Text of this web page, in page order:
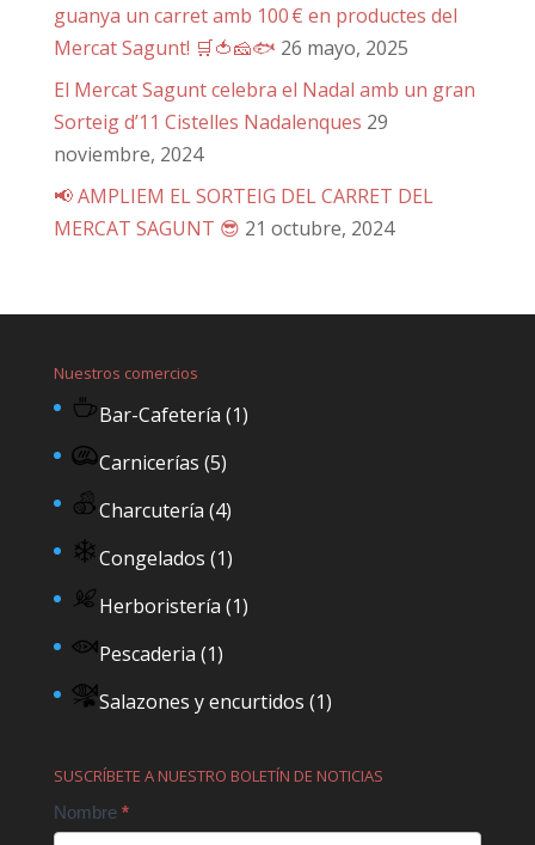
guanya un carret amb 100 € en productes del
Mercat Sagunt! 🛒🍅🧀🐟 26 mayo, 2025
El Mercat Sagunt celebra el Nadal amb un gran
Sorteig d’11 Cistelles Nadalenques 29
noviembre, 2024
📢 AMPLIEM EL SORTEIG DEL CARRET DEL
MERCAT SAGUNT 😎 21 octubre, 2024
Nuestros comercios
Bar-Cafetería (1)
Carnicerías (5)
Charcutería (4)
Congelados (1)
Herboristería (1)
Pescaderia (1)
Salazones y encurtidos (1)
SUSCRÍBETE A NUESTRO BOLETÍN DE NOTICIAS
Contact
Nombre *